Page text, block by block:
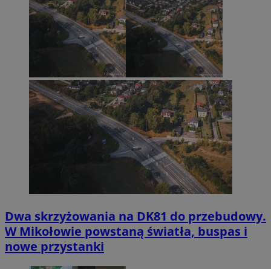
Dwa skrzyżowania na DK81 do przebudowy.
W Mikołowie powstaną światła, buspas i
nowe przystanki